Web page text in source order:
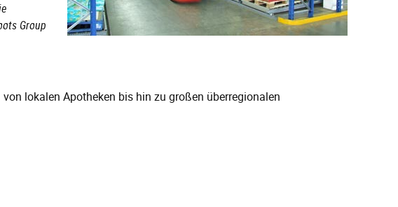
Group
lokalen Apotheken bis hin zu großen überregionalen